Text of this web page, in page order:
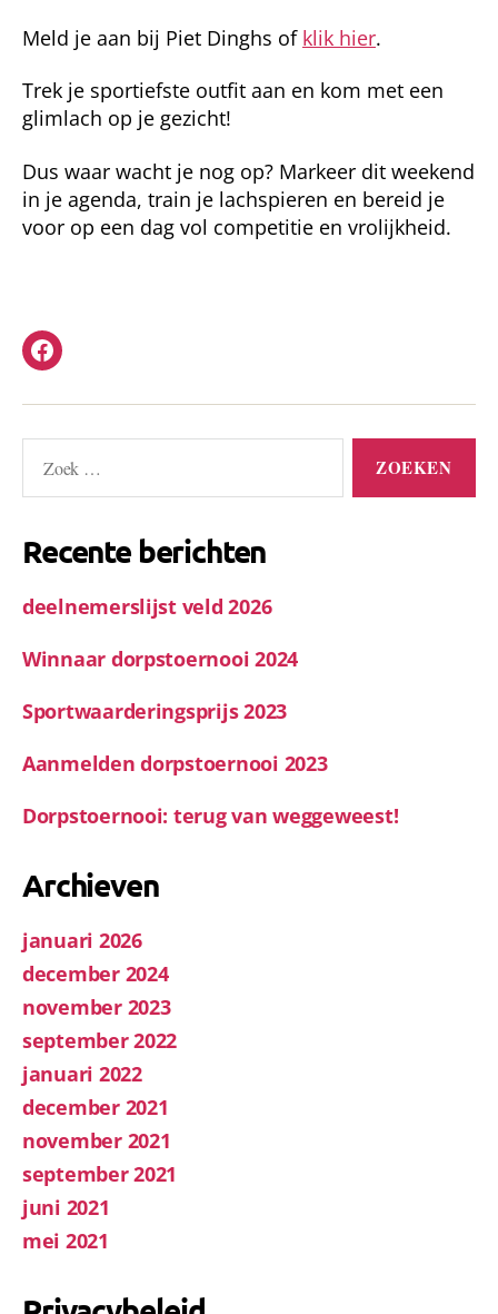
Meld je aan bij Piet Dinghs of klik hier.
Trek je sportiefste outfit aan en kom met een
glimlach op je gezicht!
Dus waar wacht je nog op? Markeer dit weekend
in je agenda, train je lachspieren en bereid je
voor op een dag vol competitie en vrolijkheid.
Facebook
naar:
Recente berichten
deelnemerslijst veld 2026
Winnaar dorpstoernooi 2024
Sportwaarderingsprijs 2023
Aanmelden dorpstoernooi 2023
Dorpstoernooi: terug van weggeweest!
Archieven
januari 2026
december 2024
november 2023
september 2022
januari 2022
december 2021
november 2021
september 2021
juni 2021
mei 2021